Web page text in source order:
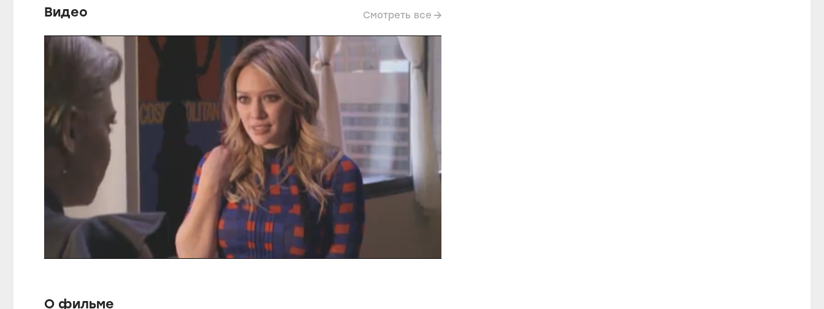
Видео Смотреть все
P
a
u
m
L
o
a
d
e
d
О фильме